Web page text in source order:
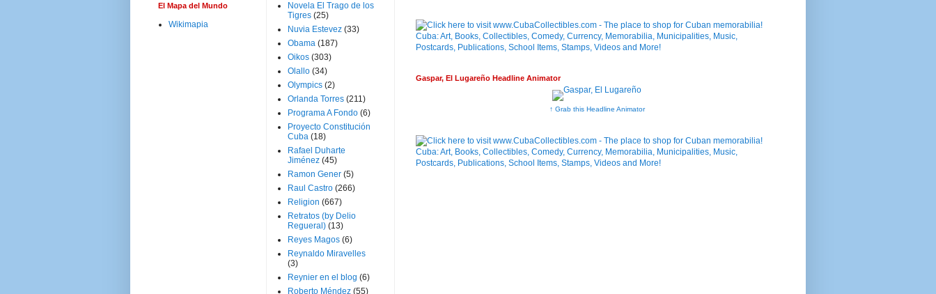
Gaspar, El Lugareño Headline Animator
↑ Grab this Headline Animator
El Mapa del Mundo
Wikimapia
Novela El Trago de los
Tigres (25)
Nuvia Estevez (33)
Obama (187)
Oikos (303)
Olallo (34)
Olympics (2)
Orlanda Torres (211)
Programa A Fondo (6)
Proyecto Constitución
Cuba (18)
Rafael Duharte
Jiménez (45)
Ramon Gener (5)
Raul Castro (266)
Religion (667)
Retratos (by Delio
Regueral) (13)
Reyes Magos (6)
Reynaldo Miravelles
(3)
Reynier en el blog (6)
Roberto Méndez (55)